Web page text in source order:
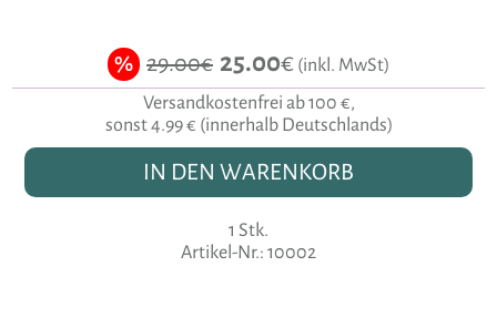
% 29.00€ 25.00€ (inkl. MwSt)
Versandkostenfrei ab 100 €,
sonst 4.99 € (innerhalb Deutschlands)
IN DEN WARENKORB
1 Stk.
Artikel-Nr.: 10002